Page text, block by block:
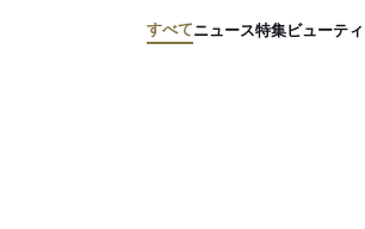
すべてニュース特集ビューティ